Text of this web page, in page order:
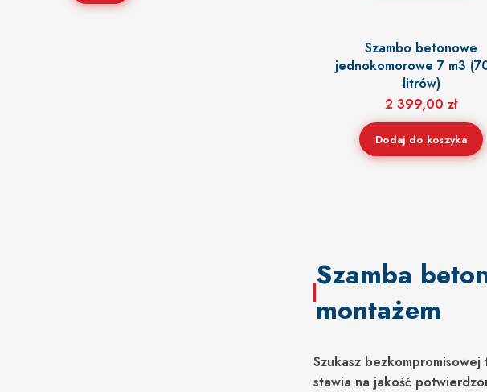
Szambo betonowe
jednokomorowe 7 m3
litrów)
2 399,00zł
Dodaj do koszyka
Szamba
montażem
Szukasz
stawia na jakość